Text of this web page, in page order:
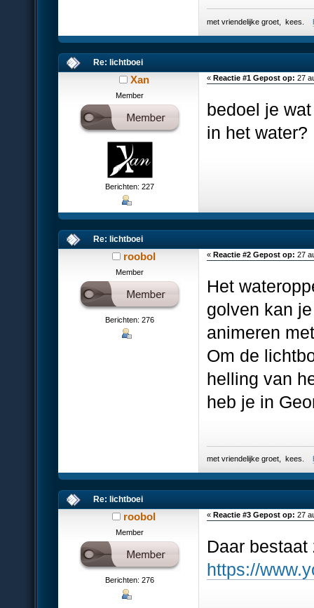
met vriendelijke groet, kees.
Re: lichtboei
Xan
Member
Berichten: 227
«Reactie #1 Gepost op: 27
bedoel je
in het water?
Re: lichtboei
roobol
Member
Berichten: 276
«Reactie #2 Gepost op: 27
Het
golven kan
animeren
Om de
helling van
heb je in
met vriendelijke groet, kees.
Re: lichtboei
roobol
Member
Berichten: 276
«Reactie #3 Gepost op: 27
Daar
https://